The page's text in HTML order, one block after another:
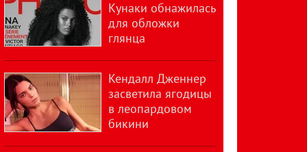
Кунаки обнажилась
для обложки
глянца
Кендалл Дженнер
засветила ягодицы
в леопардовом
бикини